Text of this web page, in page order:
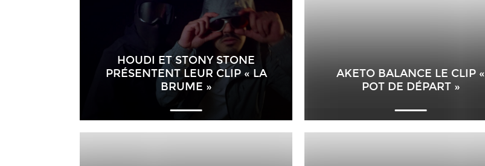
HOUDI ET STONY STONE
PRÉSENTENT LEUR CLIP « LA
BRUME »
AKETO BALANCE LE CLIP «
POT DE DÉPART »